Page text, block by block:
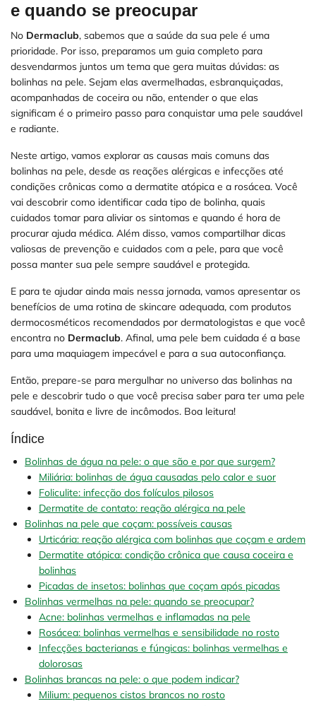
e quando se preocupar
No Dermaclub, sabemos que a saúde da sua pele é uma
prioridade. Por isso, preparamos um guia completo para
desvendarmos juntos um tema que gera muitas dúvidas: as
bolinhas na pele. Sejam elas avermelhadas, esbranquiçadas,
acompanhadas de coceira ou não, entender o que elas
significam é o primeiro passo para conquistar uma pele saudável
e radiante.
Neste artigo, vamos explorar as causas mais comuns das
bolinhas na pele, desde as reações alérgicas e infecções até
condições crônicas como a dermatite atópica e a rosácea. Você
vai descobrir como identificar cada tipo de bolinha, quais
cuidados tomar para aliviar os sintomas e quando é hora de
procurar ajuda médica. Além disso, vamos compartilhar dicas
valiosas de prevenção e cuidados com a pele, para que você
possa manter sua pele sempre saudável e protegida.
E para te ajudar ainda mais nessa jornada, vamos apresentar os
benefícios de uma rotina de skincare adequada, com produtos
dermocosméticos recomendados por dermatologistas e que você
encontra no Dermaclub. Afinal, uma pele bem cuidada é a base
para uma maquiagem impecável e para a sua autoconfiança.
Então, prepare-se para mergulhar no universo das bolinhas na
pele e descobrir tudo o que você precisa saber para ter uma pele
saudável, bonita e livre de incômodos. Boa leitura!
Índice
Bolinhas de água na pele: o que são e por que surgem?
Miliária: bolinhas de água causadas pelo calor e suor
Foliculite: infecção dos folículos pilosos
Dermatite de contato: reação alérgica na pele
Bolinhas na pele que coçam: possíveis causas
Urticária: reação alérgica com bolinhas que coçam e ardem
Dermatite atópica: condição crônica que causa coceira e
bolinhas
Picadas de insetos: bolinhas que coçam após picadas
Bolinhas vermelhas na pele: quando se preocupar?
Acne: bolinhas vermelhas e inflamadas na pele
Rosácea: bolinhas vermelhas e sensibilidade no rosto
Infecções bacterianas e fúngicas: bolinhas vermelhas e
dolorosas
Bolinhas brancas na pele: o que podem indicar?
Milium: pequenos cistos brancos no rosto